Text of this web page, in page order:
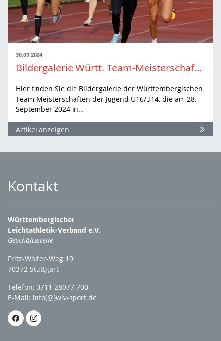
30.09.2024
Bildergalerie Württ. Team-Meisterschaften Jugend U16/U14
Hier finden Sie die Bildergalerie der Württembergischen
Team-Meisterschaften der Jugend U16/U14, die am 28.
September 2024 in…
Artikel anzeigen
Kontakt
Württembergischer
Leichtathletik-Verband e.V.
Geschäftsstelle
Fritz-Walter-Weg 19
70372 Stuttgart
Telefon: 0711 28077-700
E-Mail: info(@)wlv-sport.de